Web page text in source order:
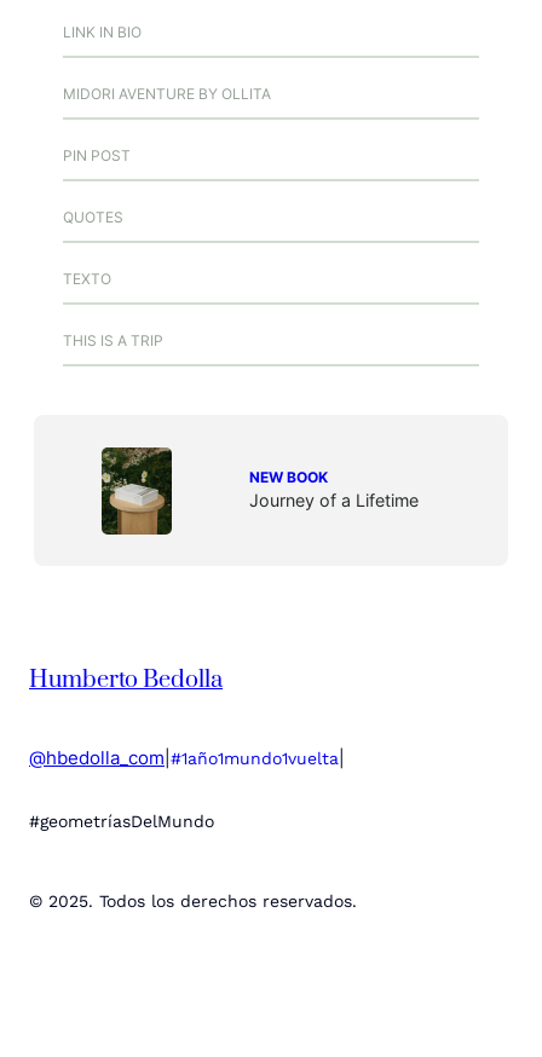
LINK IN BIO
MIDORI AVENTURE BY OLLITA
PIN POST
QUOTES
TEXTO
THIS IS A TRIP
NEW BOOK
Journey of a Lifetime
Humberto Bedolla
@hbedolla_com #1año1mundo1vuelta
#geometríasDelMundo
© 2025. Todos los derechos reservados.